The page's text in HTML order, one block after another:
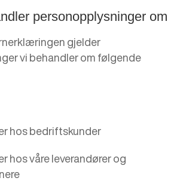
personopplysninger om
gjelder
vi behandler om følgende
hos bedriftskunder
hos våre leverandører og